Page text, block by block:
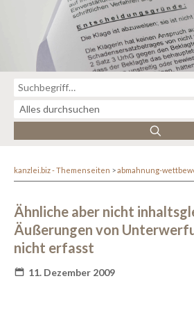
kanzlei.biz - Themenseiten abmahnung-
Ähnliche aber nicht
Äußerungen von
nicht erfasst
11. Dezember 2009